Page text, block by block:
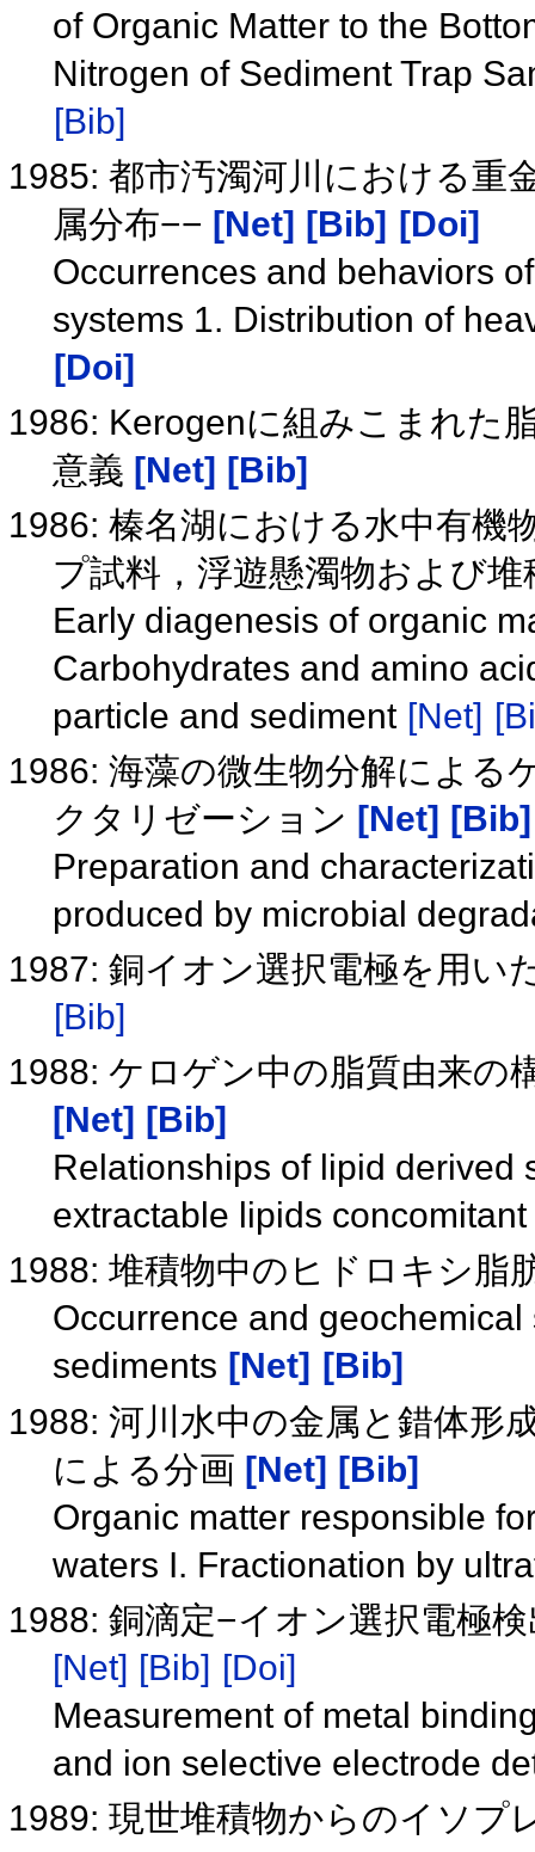
of Organic Matter to the
Nitrogen of Sediment Trap
[Bib]
1985: 都市汚濁河川における重
属分布−− [Net] [Bib]
[Doi]
Occurrences and behaviors
systems 1. Distribution of
[Doi]
1986: Kerogenに組みこまれた
意義 [Net] [Bib]
1986: 榛名湖における水中有機
プ試料，浮遊懸濁物および
Early diagenesis of organic
Carbohydrates and amino
particle and sediment [Net]
1986: 海藻の微生物分解による
クタリゼーション [Net] [Bib]
Preparation and
produced by microbial
1987: 銅イオン選択電極を用い
[Bib]
1988: ケロゲン中の脂質由来の
[Net] [Bib]
Relationships of lipid derived
extractable lipids
1988: 堆積物中のヒドロキシ脂
Occurrence and
sediments [Net]
[Bib]
1988: 河川水中の金属と錯体形
による分画 [Net] [Bib]
Organic matter responsible
waters I. Fractionation by
1988: 銅滴定−イオン選択電極
[Net] [Bib] [Doi]
Measurement of metal
and ion selective electrode
1989: 現世堆積物からのイソ